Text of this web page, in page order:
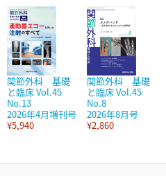
関節外科 基礎
と臨床 Vol.45
No.13
2026年4月増刊号
¥5,940
関節外科 基礎
と臨床 Vol.45
No.8
2026年8月号
¥2,860